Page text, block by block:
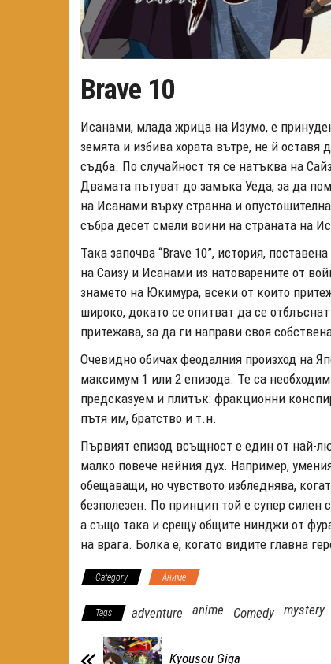
Brave 10
Исанами, млада жрица на Изумо, е
земята и избива хората вътре, не й оставя
съдба. По случайност тя се натъква на
Двамата пътуват до замъка Уеда, за да
на Исанами върху странна и
събра десет смели воини на страната на
Така започва “Brave 10”, история,
на Саизу и Исанами из натоварените от
знамето на Юкимура, всеки от които
широко, докато се опитват да се
притежава, за да ги направи своя
Очевидно обичах феодалния произход на
максимум 1 или 2 епизода. Те са
предсказуем и плитък: фракционни
пътя им, братство и т.н.
Първият епизод всъщност е един от най-
малко повече нейния дух. Например,
обещаващи, но чувството избледнява,
безполезен. По принцип той е супер силен
а също така и срещу общите нинджи от
на врага. Болка е, когато видите главна
Category Аниме
Tags adventure anime Comedy mystery
Kyousou Giga